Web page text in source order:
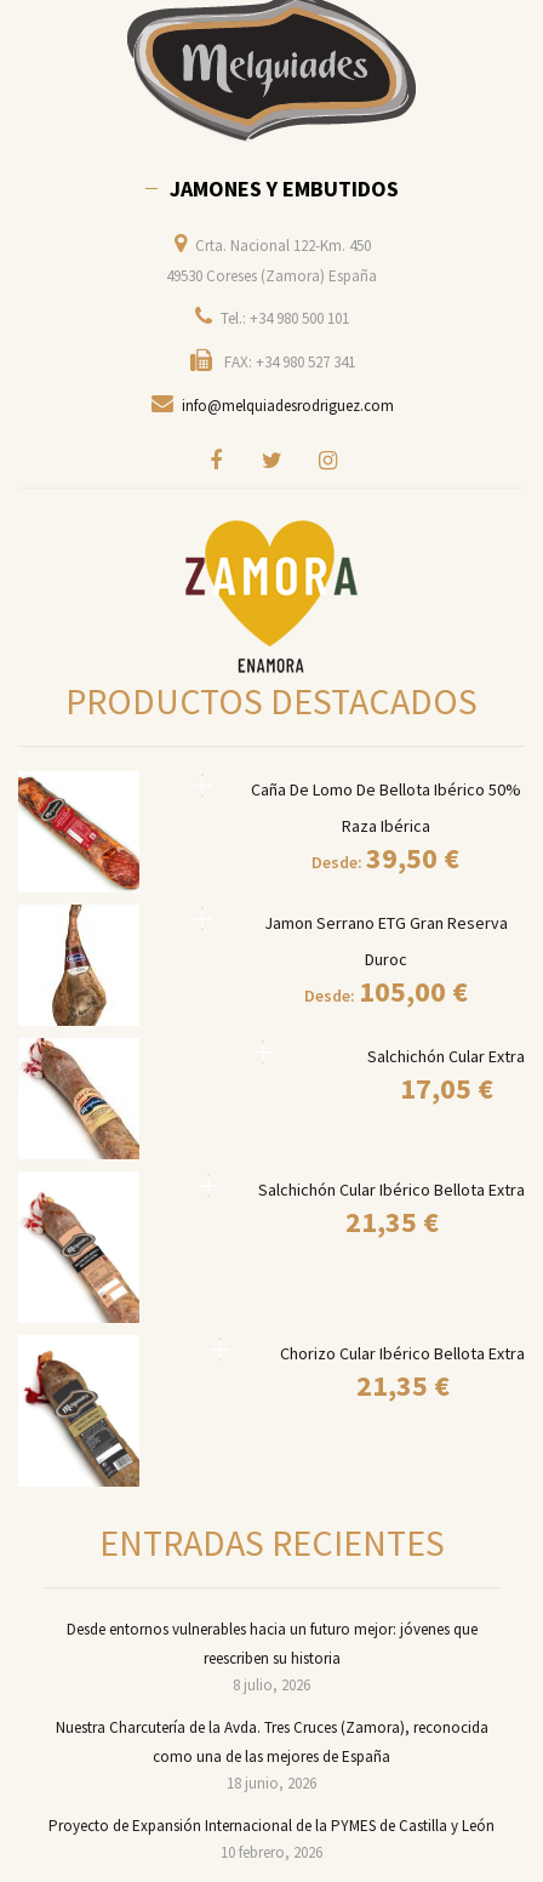
JAMONES Y EMBUTIDOS
Crta. Nacional 122-Km. 450
49530 Coreses (Zamora) España
Tel.: +34 980 500 101
FAX: +34 980 527 341
info@melquiadesrodriguez.com
PRODUCTOS DESTACADOS
Caña De Lomo De Bellota Ibérico 50%
Raza Ibérica
Desde:39,50 €
Jamon Serrano ETG Gran Reserva
Duroc
Desde: 105,00 €
Salchichón Cular Extra
17,05 €
Salchichón Cular Ibérico Bellota Extra
21,35 €
Chorizo Cular Ibérico Bellota Extra
21,35 €
ENTRADAS RECIENTES
Desde entornos vulnerables hacia un futuro mejor: jóvenes que
reescriben su historia
8 julio, 2026
Nuestra Charcutería de la Avda. Tres Cruces (Zamora), reconocida
como una de las mejores de España
18 junio, 2026
Proyecto de Expansión Internacional de la PYMES de Castilla y León
10 febrero, 2026